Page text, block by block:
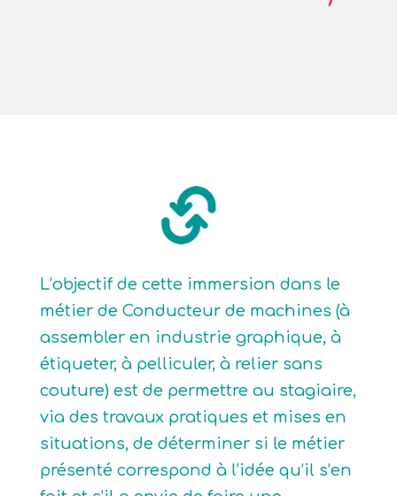
L’objectif de cette immersion dans le
métier de Conducteur de machines (à
assembler en industrie graphique, à
étiqueter, à pelliculer, à relier sans
couture) est de permettre au stagiaire,
via des travaux pratiques et mises en
situations, de déterminer si le métier
présenté correspond à l’idée qu’il s’en